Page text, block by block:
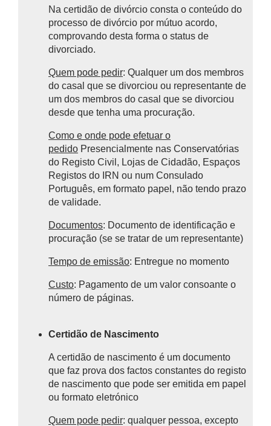
Na certidão de divórcio consta o conteúdo do
processo de divórcio por mútuo acordo,
comprovando desta forma o status de
divorciado.
Quem pode pedir: Qualquer um dos membros
do casal que se divorciou ou representante de
um dos membros do casal que se divorciou
desde que tenha uma procuração.
Como e onde pode efetuar o
pedido Presencialmente nas Conservatórias
do Registo Civil, Lojas de Cidadão, Espaços
Registos do IRN ou num Consulado
Português, em formato papel, não tendo prazo
de validade.
Documentos: Documento de identificação e
procuração (se se tratar de um representante)
Tempo de emissão: Entregue no momento
Custo: Pagamento de um valor consoante o
número de páginas.
Certidão de Nascimento
A certidão de nascimento é um documento
que faz prova dos factos constantes do registo
de nascimento que pode ser emitida em papel
ou formato eletrónico
Quem pode pedir: qualquer pessoa, excepto